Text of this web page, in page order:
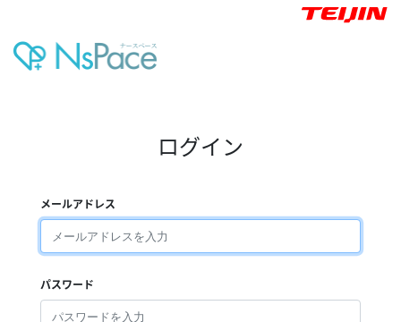
ログイン
メールアドレス
パスワード